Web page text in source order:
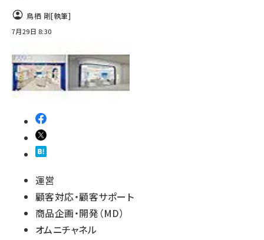
鳥栖 剛[執筆]
7月29日 8:30
運営
顧客対応・顧客サポート
商品企画・開発（MD）
オムニチャネル